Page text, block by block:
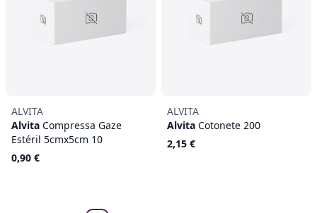
ALVITA
Alvita Compressa Gaze
Estéril 5cmx5cm 10
0,90 €
ALVITA
Alvita Cotonete 200
2,15 €